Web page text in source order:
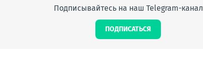
Подписывайтесь на наш Telegram-канал
ПОДПИСАТЬСЯ